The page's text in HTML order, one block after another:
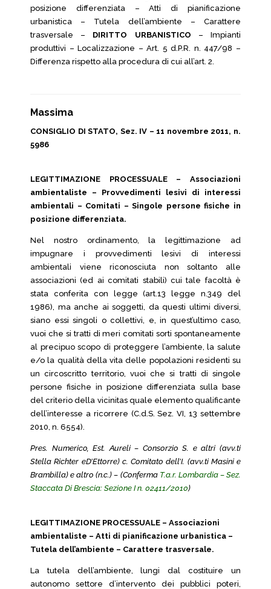
posizione differenziata – Atti di pianificazione
urbanistica – Tutela dell’ambiente – Carattere
trasversale – DIRITTO URBANISTICO – Impianti
produttivi – Localizzazione – Art. 5 d.P.R. n. 447/98 –
Differenza rispetto alla procedura di cui all’art. 2.
Massima
CONSIGLIO DI STATO, Sez. IV – 11 novembre 2011, n.
5986
LEGITTIMAZIONE PROCESSUALE – Associazioni
ambientaliste – Provvedimenti lesivi di interessi
ambientali – Comitati – Singole persone fisiche in
posizione differenziata.
Nel nostro ordinamento, la legittimazione ad
impugnare i provvedimenti lesivi di interessi
ambientali viene riconosciuta non soltanto alle
associazioni (ed ai comitati stabili) cui tale facoltà è
stata conferita con legge (art.13 legge n.349 del
1986), ma anche ai soggetti, da questi ultimi diversi,
siano essi singoli o collettivi, e, in quest’ultimo caso,
vuoi che si tratti di meri comitati sorti spontaneamente
al precipuo scopo di proteggere l’ambiente, la salute
e/o la qualità della vita delle popolazioni residenti su
un circoscritto territorio, vuoi che si tratti di singole
persone fisiche in posizione differenziata sulla base
del criterio della vicinitas quale elemento qualificante
dell’interesse a ricorrere (C.d.S. Sez. VI, 13 settembre
2010, n. 6554).
Pres. Numerico, Est. Aureli – Consorzio S. e altri (avv.ti
Stella Richter eD’Ettorre) c. Comitato dell’I. (avv.ti Masini e
Brambilla) e altro (n.c.) – (Conferma T.a.r. Lombardia – Sez.
Staccata Di Brescia: Sezione I n. 02411/2010)
LEGITTIMAZIONE PROCESSUALE – Associazioni
ambientaliste – Atti di pianificazione urbanistica –
Tutela dell’ambiente – Carattere trasversale.
La tutela dell’ambiente, lungi dal costituire un
autonomo settore d’intervento dei pubblici poteri,